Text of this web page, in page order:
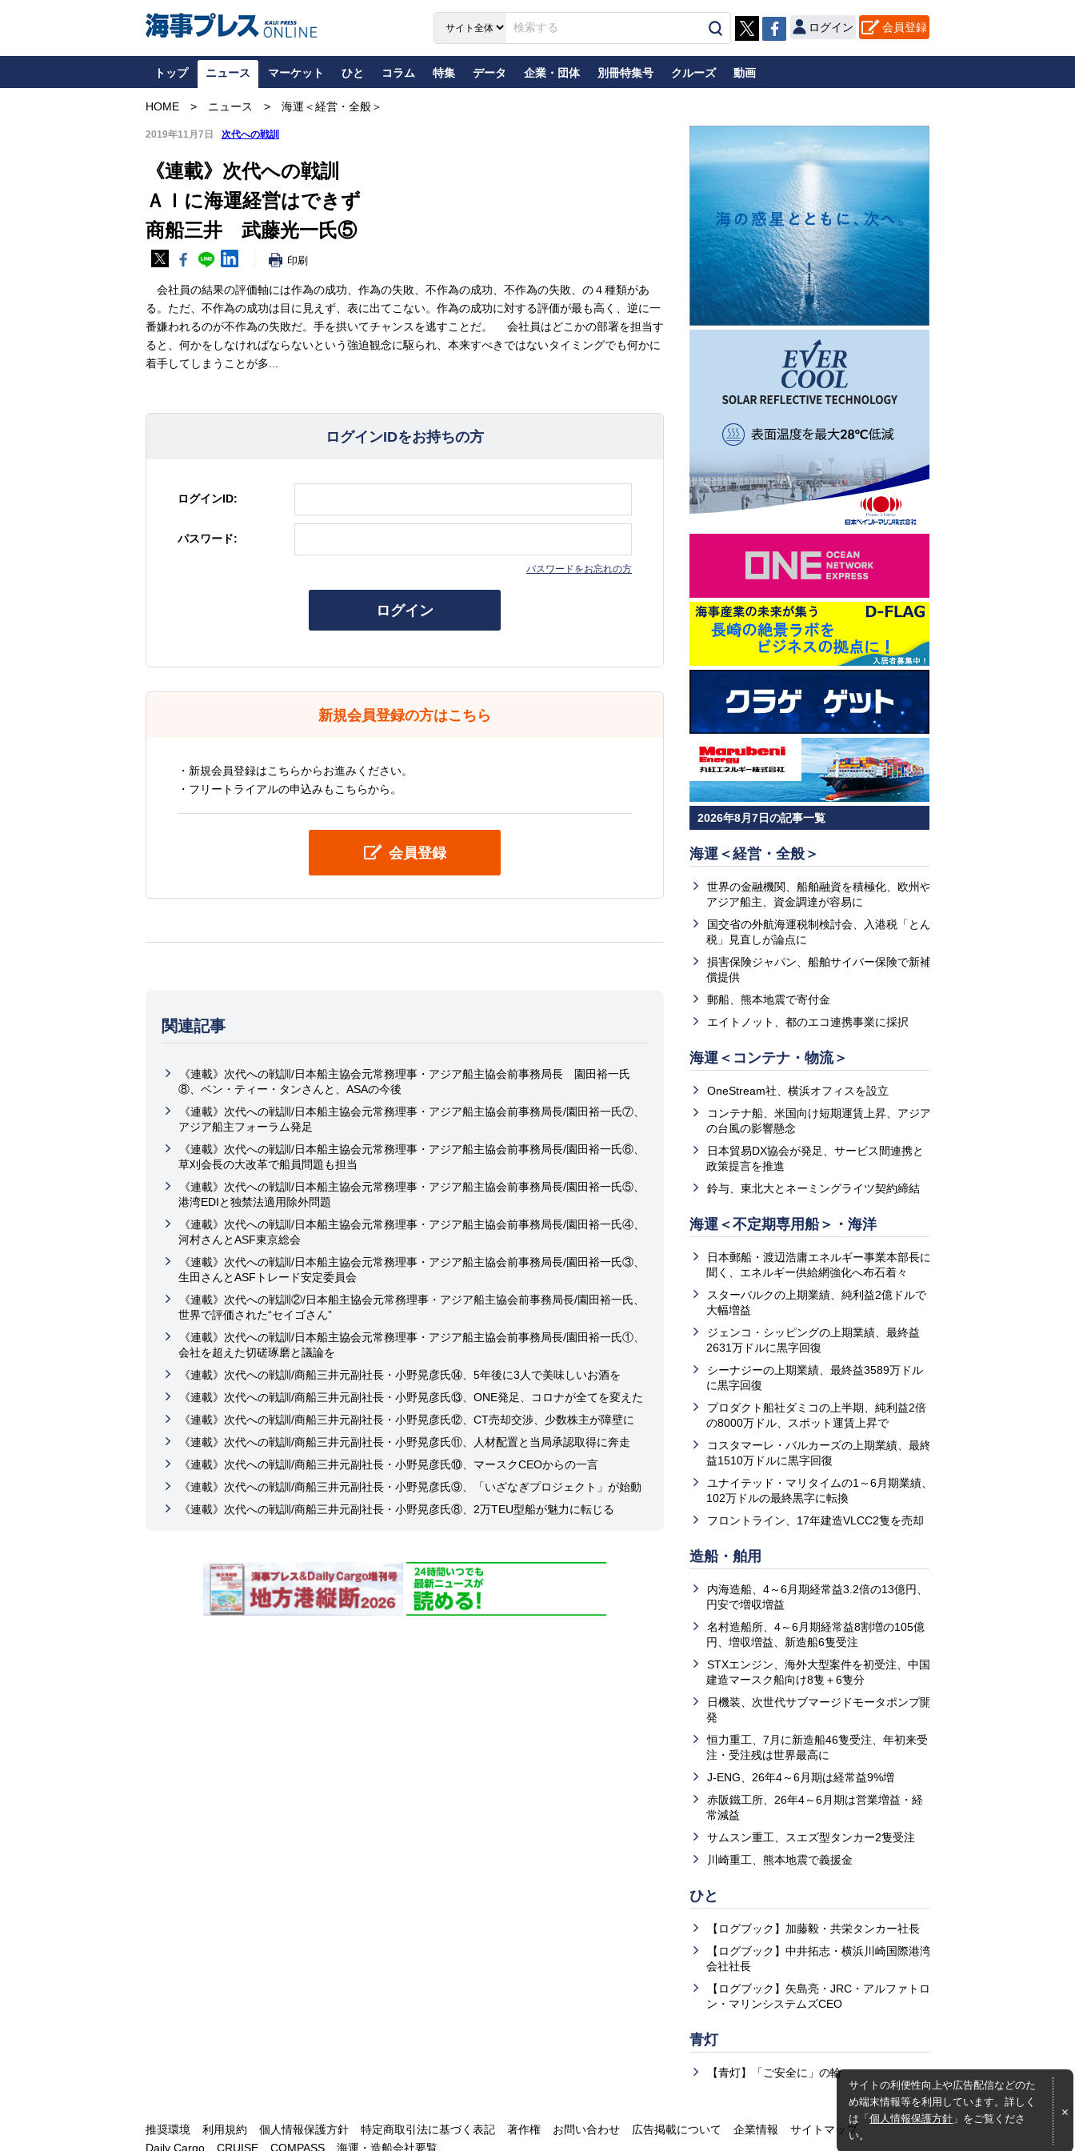
ログイン 会員登録
トップ ニュース マーケット ひと コラム 特集 データ 企業・団体 別冊特集号 クルーズ 動画
HOME ニュース 海運＜経営・全般＞
2019年11月7日 次代への戦訓
《連載》次代への戦訓
ＡＩに海運経営はできず
商船三井 武藤光一氏⑤
印刷
会社員の結果の評価軸には作為の成功、作為の失敗、不作為の成功、不作為の失敗、の４種類があ
る。ただ、不作為の成功は目に見えず、表に出てこない。作為の成功に対する評価が最も高く、逆に一
番嫌われるのが不作為の失敗だ。手を拱いてチャンスを逃すことだ。 会社員はどこかの部署を担当す
ると、何かをしなければならないという強迫観念に駆られ、本来すべきではないタイミングでも何かに
着手してしまうことが多...
ログインIDをお持ちの方
ログインID:
パスワード:
パスワードをお忘れの方
ログイン
新規会員登録の方はこちら
・新規会員登録はこちらからお進みください。
・フリートライアルの申込みもこちらから。
会員登録
関連記事
《連載》次代への戦訓/日本船主協会元常務理事・アジア船主協会前事務局長 園田裕一氏
⑧、ベン・ティー・タンさんと、ASAの今後
《連載》次代への戦訓/日本船主協会元常務理事・アジア船主協会前事務局長/園田裕一氏⑦、
アジア船主フォーラム発足
《連載》次代への戦訓/日本船主協会元常務理事・アジア船主協会前事務局長/園田裕一氏⑥、
草刈会長の大改革で船員問題も担当
《連載》次代への戦訓/日本船主協会元常務理事・アジア船主協会前事務局長/園田裕一氏⑤、
港湾EDIと独禁法適用除外問題
《連載》次代への戦訓/日本船主協会元常務理事・アジア船主協会前事務局長/園田裕一氏④、
河村さんとASF東京総会
《連載》次代への戦訓/日本船主協会元常務理事・アジア船主協会前事務局長/園田裕一氏③、
生田さんとASFトレード安定委員会
《連載》次代への戦訓②/日本船主協会元常務理事・アジア船主協会前事務局長/園田裕一氏、
世界で評価された“セイゴさん”
《連載》次代への戦訓/日本船主協会元常務理事・アジア船主協会前事務局長/園田裕一氏①、
会社を超えた切磋琢磨と議論を
《連載》次代への戦訓/商船三井元副社長・小野晃彦氏⑭、5年後に3人で美味しいお酒を
《連載》次代への戦訓/商船三井元副社長・小野晃彦氏⑬、ONE発足、コロナが全てを変えた
《連載》次代への戦訓/商船三井元副社長・小野晃彦氏⑫、CT売却交渉、少数株主が障壁に
《連載》次代への戦訓/商船三井元副社長・小野晃彦氏⑪、人材配置と当局承認取得に奔走
《連載》次代への戦訓/商船三井元副社長・小野晃彦氏⑩、マースクCEOからの一言
《連載》次代への戦訓/商船三井元副社長・小野晃彦氏⑨、「いざなぎプロジェクト」が始動
《連載》次代への戦訓/商船三井元副社長・小野晃彦氏⑧、2万TEU型船が魅力に転じる
2026年8月7日の記事一覧
海運＜経営・全般＞
世界の金融機関、船舶融資を積極化、欧州や
アジア船主、資金調達が容易に
国交省の外航海運税制検討会、入港税「とん
税」見直しが論点に
損害保険ジャパン、船舶サイバー保険で新補
償提供
郵船、熊本地震で寄付金
エイトノット、都のエコ連携事業に採択
海運＜コンテナ・物流＞
OneStream社、横浜オフィスを設立
コンテナ船、米国向け短期運賃上昇、アジア
の台風の影響懸念
日本貿易DX協会が発足、サービス間連携と
政策提言を推進
鈴与、東北大とネーミングライツ契約締結
海運＜不定期専用船＞・海洋
日本郵船・渡辺浩庸エネルギー事業本部長に
聞く、エネルギー供給網強化へ布石着々
スターバルクの上期業績、純利益2億ドルで
大幅増益
ジェンコ・シッピングの上期業績、最終益
2631万ドルに黒字回復
シーナジーの上期業績、最終益3589万ドル
に黒字回復
プロダクト船社ダミコの上半期、純利益2倍
の8000万ドル、スポット運賃上昇で
コスタマーレ・バルカーズの上期業績、最終
益1510万ドルに黒字回復
ユナイテッド・マリタイムの1～6月期業績、
102万ドルの最終黒字に転換
フロントライン、17年建造VLCC2隻を売却
造船・舶用
内海造船、4～6月期経常益3.2倍の13億円、
円安で増収増益
名村造船所、4～6月期経常益8割増の105億
円、増収増益、新造船6隻受注
STXエンジン、海外大型案件を初受注、中国
建造マースク船向け8隻＋6隻分
日機装、次世代サブマージドモータポンプ開
発
恒力重工、7月に新造船46隻受注、年初来受
注・受注残は世界最高に
J-ENG、26年4～6月期は経常益9%増
赤阪鐵工所、26年4～6月期は営業増益・経
常減益
サムスン重工、スエズ型タンカー2隻受注
川崎重工、熊本地震で義援金
ひと
【ログブック】加藤毅・共栄タンカー社長
【ログブック】中井拓志・横浜川崎国際港湾
会社社長
【ログブック】矢島亮・JRC・アルファトロ
ン・マリンシステムズCEO
青灯
【青灯】「ご安全に」の輪
サイトの利便性向上や広告配信などのた
め端末情報等を利用しています。詳しく
は「個人情報保護方針 」をご覧くださ
い。
推奨環境 利用規約 個人情報保護方針 特定商取引法に基づく表記 著作権 お問い合わせ 広告掲載について 企業情報
サイトマップ
Daily Cargo
CRUISE COMPASS 海運・造船会社要覧